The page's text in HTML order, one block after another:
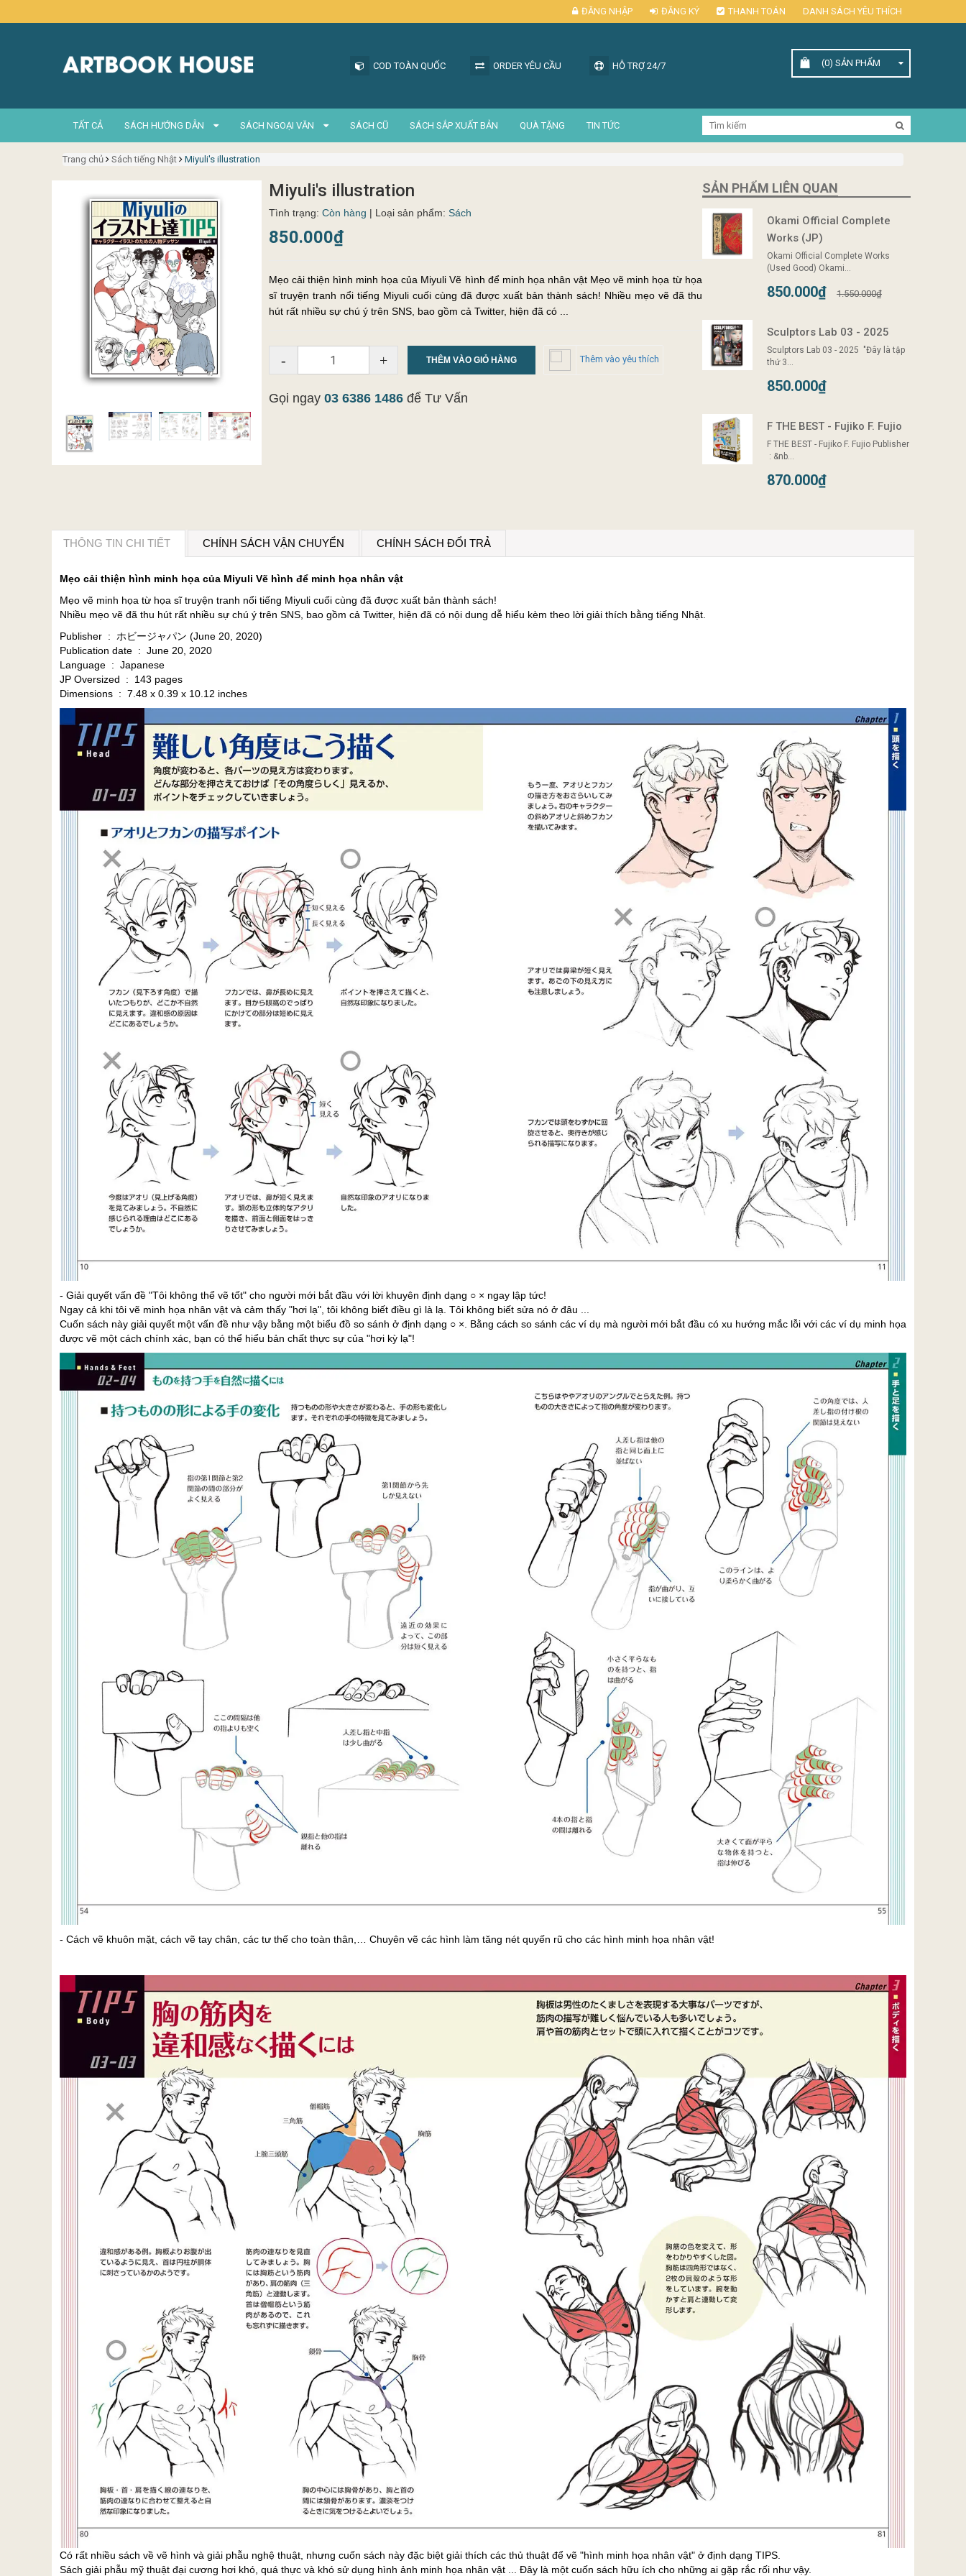
ĐĂNG NHẬP ĐĂNG KÝ THANH TOÁN DANH SÁCH YÊU THÍCH
COD TOÀN QUỐC ORDER YÊU CẦU HỖ TRỢ 24/7 (0) SẢN PHẨM
TẤT CẢ SÁCH HƯỚNG DẪN SÁCH NGOẠI VĂN SÁCH CŨ SÁCH SẮP XUẤT BẢN QUÀ TẶNG TIN TỨC
Trang chủ Sách tiếng Nhật Miyuli's illustration
Miyuli's illustration
Tình trạng: Còn hàng | Loại sản phẩm: Sách
850.000₫
Mẹo cải thiện hình minh họa của Miyuli Vẽ hình để minh họa nhân vật Mẹo vẽ minh họa từ họa
sĩ truyện tranh nổi tiếng Miyuli cuối cùng đã được xuất bản thành sách! Nhiều mẹo vẽ đã thu
hút rất nhiều sự chú ý trên SNS, bao gồm cả Twitter, hiện đã có ...
- + THÊM VÀO GIỎ HÀNG Thêm vào yêu thích
Gọi ngay 03 6386 1486để Tư Vấn
SẢN PHẨM LIÊN QUAN
Okami Official Complete
Works (JP)
Okami Official Complete Works
(Used Good) Okami...
850.000₫ 1.550.000₫
Sculptors Lab 03 - 2025
Sculptors Lab 03 - 2025 "Đây là tập
thứ 3...
850.000₫
F THE BEST - Fujiko F. Fujio
F THE BEST - Fujiko F. Fujio Publisher
‏ : ‎&nb...
870.000₫
THÔNG TIN CHI TIẾT CHÍNH SÁCH VẬN CHUYỂN CHÍNH SÁCH ĐỔI TRẢ
Mẹo cải thiện hình minh họa của Miyuli Vẽ hình để minh họa nhân vật
Mẹo vẽ minh họa từ họa sĩ truyện tranh nổi tiếng Miyuli cuối cùng đã được xuất bản thành sách!
Nhiều mẹo vẽ đã thu hút rất nhiều sự chú ý trên SNS, bao gồm cả Twitter, hiện đã có nội dung dễ hiểu kèm theo lời giải thích bằng tiếng Nhật.
Publisher ‏ : ‎ ホビージャパン (June 20, 2020)
Publication date ‏ : ‎ June 20, 2020
Language ‏ : ‎ Japanese
JP Oversized ‏ : ‎ 143 pages
Dimensions ‏ : ‎ 7.48 x 0.39 x 10.12 inches
- Giải quyết vấn đề "Tôi không thể vẽ tốt" cho người mới bắt đầu với lời khuyên định dạng ○ × ngay lập tức!
Ngay cả khi tôi vẽ minh họa nhân vật và cảm thấy "hơi lạ", tôi không biết điều gì là lạ. Tôi không biết sửa nó ở đâu ...
Cuốn sách này giải quyết một vấn đề như vậy bằng một biểu đồ so sánh ở định dạng ○ ×. Bằng cách so sánh các ví dụ mà người mới bắt đầu có xu hướng mắc lỗi với các ví dụ minh họa
được vẽ một cách chính xác, bạn có thể hiểu bản chất thực sự của "hơi kỳ lạ"!
- Cách vẽ khuôn mặt, cách vẽ tay chân, các tư thế cho toàn thân,… Chuyên vẽ các hình làm tăng nét quyến rũ cho các hình minh họa nhân vật!
Có rất nhiều sách về vẽ hình và giải phẫu nghệ thuật, nhưng cuốn sách này đặc biệt giải thích các thủ thuật để vẽ "hình minh họa nhân vật" ở định dạng TIPS.
Sách giải phẫu mỹ thuật đại cương hơi khó, quá thực và khó sử dụng hình ảnh minh họa nhân vật ... Đây là một cuốn sách hữu ích cho những ai gặp rắc rối như vậy.